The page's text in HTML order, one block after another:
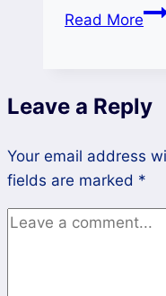
Read More
Leave a Reply
Your email address
fields are marked *